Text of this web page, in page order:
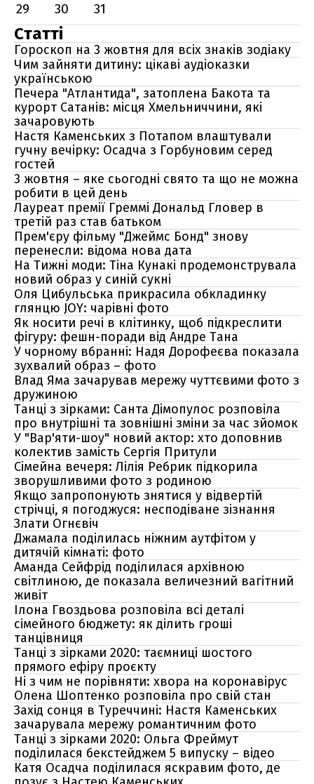
29
30 31
Статті
Гороскоп на 3 жовтня для всіх знаків зодіаку
Чим зайняти дитину: цікаві аудіоказки
українською
Печера "Атлантида", затоплена Бакота та
курорт Сатанів: місця Хмельниччини, які
зачаровують
Настя Каменських з Потапом влаштували
гучну вечірку: Осадча з Горбуновим серед
гостей
3 жовтня – яке сьогодні свято та що не можна
робити в цей день
Лауреат премії Греммі Дональд Гловер в
третій раз став батьком
Прем'єру фільму "Джеймс Бонд" знову
перенесли: відома нова дата
На Тижні моди: Тіна Кунакі продемонструвала
новий образ у синій сукні
Оля Цибульська прикрасила обкладинку
глянцю JOY: чарівні фото
Як носити речі в клітинку, щоб підкреслити
фігуру: фешн-поради від Андре Тана
У чорному вбранні: Надя Дорофеєва показала
зухвалий образ – фото
Влад Яма зачарував мережу чуттєвими фото з
дружиною
Танці з зірками: Санта Дімопулос розповіла
про внутрішні та зовнішні зміни за час зйомок
У "Вар'яти-шоу" новий актор: хто доповнив
колектив замість Сергія Притули
Сімейна вечеря: Лілія Ребрик підкорила
зворушливими фото з родиною
Якщо запропонують знятися у відвертій
стрічці, я погоджуся: несподіване зізнання
Злати Огнєвіч
Джамала поділилась ніжним аутфітом у
дитячій кімнаті: фото
Аманда Сейфрід поділилася архівною
світлиною, де показала величезний вагітний
живіт
Ілона Гвоздьова розповіла всі деталі
сімейного бюджету: як ділить гроші
танцівниця
Танці з зірками 2020: таємниці шостого
прямого ефіру проєкту
Ні з чим не порівняти: хвора на коронавірус
Олена Шоптенко розповіла про свій стан
Захід сонця в Туреччині: Настя Каменських
зачарувала мережу романтичним фото
Танці з зірками 2020: Ольга Фреймут
поділилася бекстейджем 5 випуску – відео
Катя Осадча поділилася яскравим фото, де